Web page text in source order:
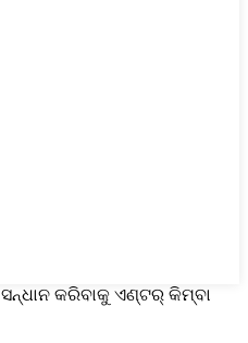
ସନ୍ଧାନ କରିବାକୁ ଏଣ୍ଟର୍ କିମ୍ବା